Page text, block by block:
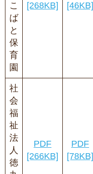
こ
ば
と
保
育
園
[268KB]
[46KB]
社
会
福
祉
法
人
徳
PDF
[266KB]
PDF
[78KB]